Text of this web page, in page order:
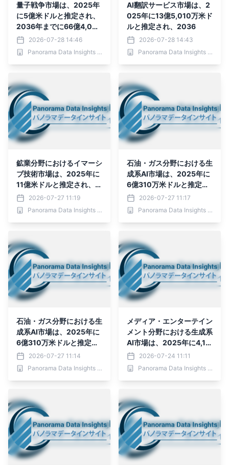
量子戦争市場は、2025年
に5億米ドルと推定され、
2036年までに66億4,000
万米ドルに達すると予測さ
れており、予測期間（202
6年～2036年）において
6.5％で
2026-07-28 14:46
Panorama Data Insights Ltd.
AI翻訳サービス市場は、2
025年に13億5,010万米ド
ルと推定され、2036
2026-07-28 14:43
Panorama Data Insights Ltd.
鉱業分野におけるイマーシ
ブ技術市場は、2025年に
11億米ドルと推定され、2
036年までに49億3,000
万米ドルに達すると予測さ
れており、予測期間（202
2026-07-27 11:19
Panorama Data Insights Ltd.
石油・ガス分野における生
成系AI市場は、2025年に
6億310万米ドルと推定さ
れ、2036年までに26億7,
454万米ドルに達すると予
測されており、予測期間
2026-07-27 11:17
Panorama Data Insights Ltd.
石油・ガス分野における生
成系AI市場は、2025年に
6億310万米ドルと推定さ
れ、2036年までに26億7,
454万米ドルに達すると予
測されており、予測期間
2026-07-27 11:14
Panorama Data Insights Ltd.
メディア・エンターテイン
メント分野における生成系
AI市場は、2025年に4,10
0億1,000万米ドルと推定
され、2036年までに2京1,
453兆1,987億9,000万米
おり、予測期間（2026年
～2036年）
2026-07-24 11:11
Panorama Data Insights Ltd.